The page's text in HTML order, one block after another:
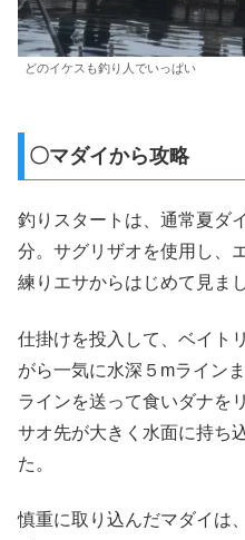
どのイケスも釣り人でいっぱい
〇マダイから攻略
釣りスタートは、通常夏ダ
分。サグリザオを使用し、
練りエサからはじめて見まし
仕掛けを投入して、ベイト
がら一気に水深５mライン
ラインを送って食いダナを
サオ先が大きく水面に持ち
た。
慎重に取り込んだマダイは